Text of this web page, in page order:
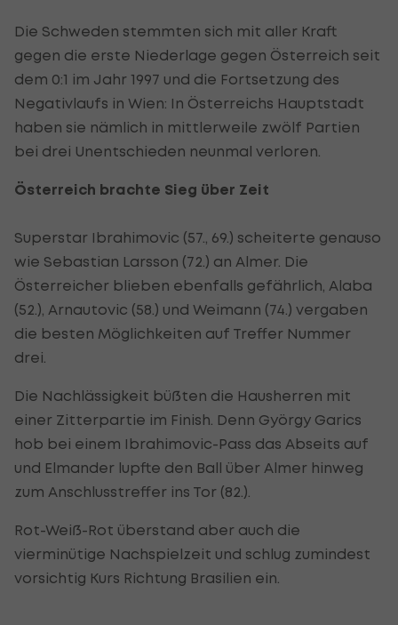
Die Schweden stemmten sich mit aller Kraft
gegen die erste Niederlage gegen Österreich seit
dem 0:1 im Jahr 1997 und die Fortsetzung des
Negativlaufs in Wien: In Österreichs Hauptstadt
haben sie nämlich in mittlerweile zwölf Partien
bei drei Unentschieden neunmal verloren.
Österreich brachte Sieg über Zeit
Superstar Ibrahimovic (57., 69.) scheiterte genauso
wie Sebastian Larsson (72.) an Almer. Die
Österreicher blieben ebenfalls gefährlich, Alaba
(52.), Arnautovic (58.) und Weimann (74.) vergaben
die besten Möglichkeiten auf Treffer Nummer
drei.
Die Nachlässigkeit büßten die Hausherren mit
einer Zitterpartie im Finish. Denn György Garics
hob bei einem Ibrahimovic-Pass das Abseits auf
und Elmander lupfte den Ball über Almer hinweg
zum Anschlusstreffer ins Tor (82.).
Rot-Weiß-Rot überstand aber auch die
vierminütige Nachspielzeit und schlug zumindest
vorsichtig Kurs Richtung Brasilien ein.